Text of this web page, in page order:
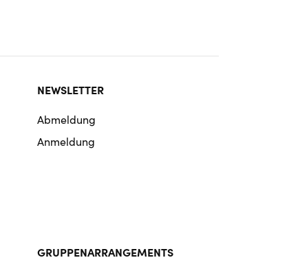
NEWSLETTER
Abmeldung
Anmeldung
GRUPPENARRANGEMENTS